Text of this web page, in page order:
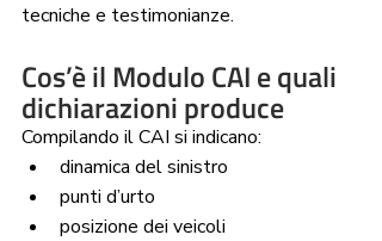
tecniche e testimonianze.
Cos’è il Modulo CAI e quali
dichiarazioni produce
Compilando il CAI si indicano:
dinamica del sinistro
punti d’urto
posizione dei veicoli